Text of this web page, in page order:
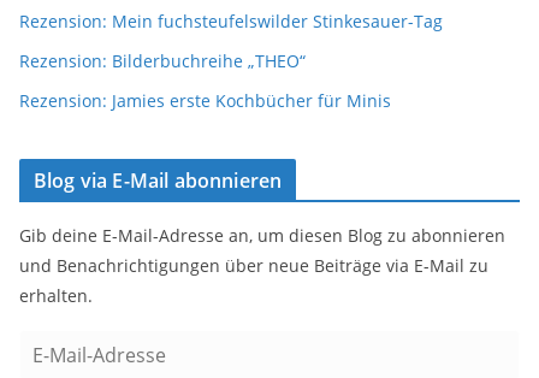
Rezension: Mein fuchsteufelswilder Stinkesauer-Tag
Rezension: Bilderbuchreihe „THEO“
Rezension: Jamies erste Kochbücher für Minis
Blog via E-Mail abonnieren
Gib deine E-Mail-Adresse an, um diesen Blog zu abonnieren
und Benachrichtigungen über neue Beiträge via E-Mail zu
erhalten.